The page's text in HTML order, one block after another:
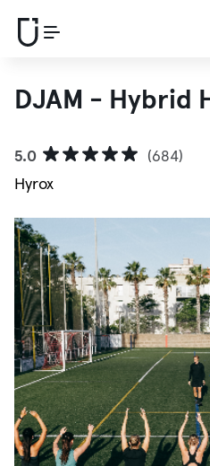
DJAM - Hybrid
5.0
(684)
Hyrox